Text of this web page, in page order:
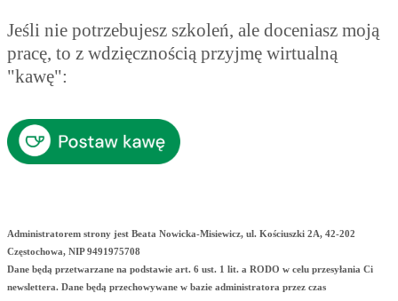
Jeśli nie potrzebujesz szkoleń, ale doceniasz moją
pracę, to z wdzięcznością przyjmę wirtualną
"kawę":
Administratorem strony jest Beata Nowicka-Misiewicz, ul. Kościuszki 2A, 42-202
Częstochowa, NIP 9491975708
Dane będą przetwarzane na podstawie art. 6 ust. 1 lit. a RODO w celu przesyłania Ci
newslettera. Dane będą przechowywane w bazie administratora przez czas